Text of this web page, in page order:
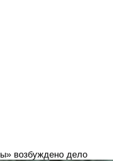
возбуждено дело